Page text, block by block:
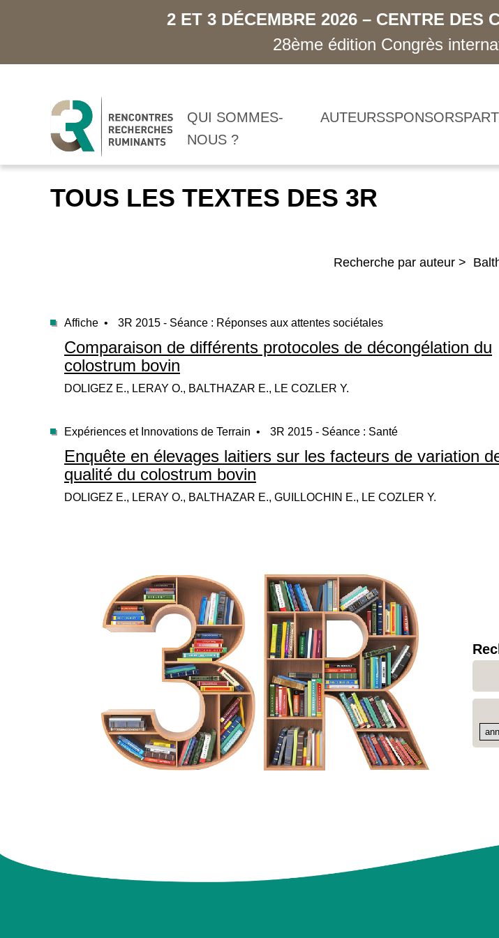
2 ET 3 DÉCEMBRE 2026 – CENTRE DES
28ème édition Congrès
QUI SOMMES-
NOUS ?
AUTEURSSPONSORS
TOUS LES TEXTES DES 3R
Recherche par auteur >
Affiche • 3R 2015 - Séance : Réponses aux attentes sociétales
Comparaison de différents protocoles de décongélation du
colostrum bovin
DOLIGEZ E., LERAY O., BALTHAZAR E., LE COZLER Y.
Expériences et Innovations de Terrain • 3R 2015 - Séance : Santé
Enquête en élevages laitiers sur les facteurs de variation
qualité du colostrum bovin
DOLIGEZ E., LERAY O., BALTHAZAR E., GUILLOCHIN E., LE COZLER Y.